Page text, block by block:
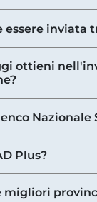
essere inviata
ottieni
Nazionale
Plus?
migliori